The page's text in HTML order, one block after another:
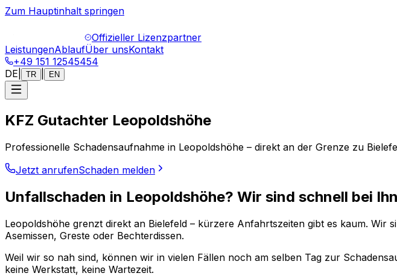
Zum Hauptinhalt springen
Offizieller Lizenzpartner
LeistungenAblaufÜber unsKontakt
+49 151 12545454
DE
TR EN
KFZ Gutachter Leopoldshöhe
Professionelle Schadensaufnahme in Leopoldshöhe – direkt an der Grenze zu
Jetzt anrufenSchaden melden
Unfallschaden in Leopoldshöhe? Wir sind schnell bei
Leopoldshöhe grenzt direkt an Bielefeld – kürzere Anfahrtszeiten gibt es kaum. Wir
Asemissen, Greste oder Bechterdissen.
Weil wir so nah sind, können wir in vielen Fällen noch am selben Tag zur
keine Werkstatt, keine Wartezeit.